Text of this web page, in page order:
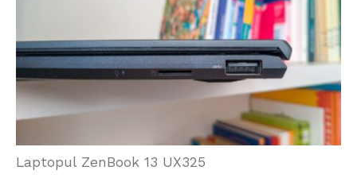
Laptopul ZenBook 13 UX325